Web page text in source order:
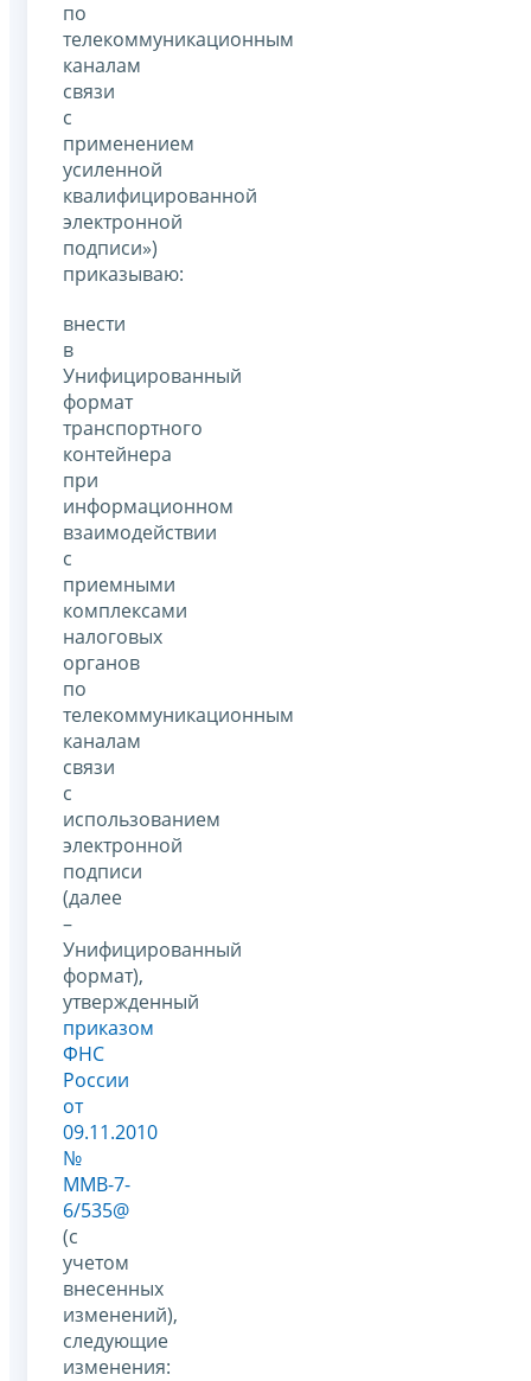
по
телекоммуникационным
каналам
связи
с
применением
усиленной
квалифицированной
электронной
подписи»)
приказываю:
внести
в
Унифицированный
формат
транспортного
контейнера
при
информационном
взаимодействии
с
приемными
комплексами
налоговых
органов
по
телекоммуникационным
каналам
связи
с
использованием
электронной
подписи
(далее
–
Унифицированный
формат),
утвержденный
приказом
ФНС
России
от
09.11.2010
№
ММВ-7-
6/535@
(с
учетом
внесенных
изменений),
следующие
изменения: